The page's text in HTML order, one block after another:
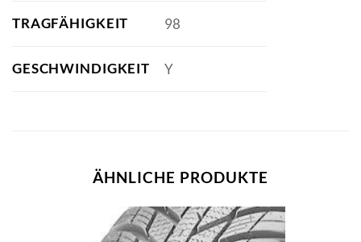
TRAGFÄHIGKEIT 98
GESCHWINDIGKEIT Y
ÄHNLICHE PRODUKTE